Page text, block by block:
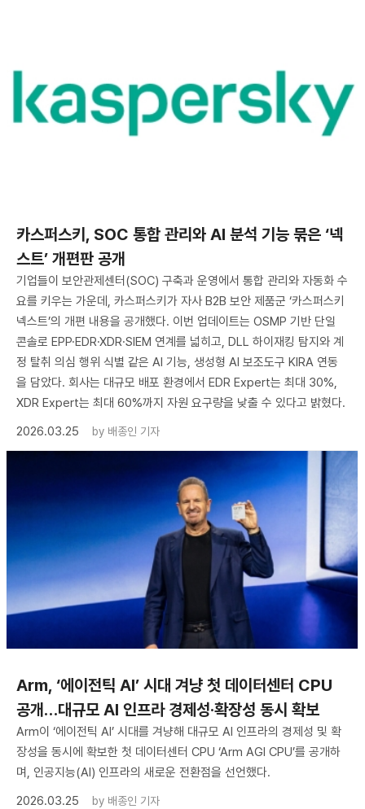
카스퍼스키, SOC 통합 관리와 AI 분석 기능 묶은 ‘넥
스트’ 개편판 공개
기업들이 보안관제센터(SOC) 구축과 운영에서 통합 관리와 자동화 수
요를 키우는 가운데, 카스퍼스키가 자사 B2B 보안 제품군 ‘카스퍼스키
넥스트’의 개편 내용을 공개했다. 이번 업데이트는 OSMP 기반 단일
콘솔로 EPP·EDR·XDR·SIEM 연계를 넓히고, DLL 하이재킹 탐지와 계
정 탈취 의심 행위 식별 같은 AI 기능, 생성형 AI 보조도구 KIRA 연동
을 담았다. 회사는 대규모 배포 환경에서 EDR Expert는 최대 30%,
XDR Expert는 최대 60%까지 자원 요구량을 낮출 수 있다고 밝혔다.
2026.03.25
by 배종인 기자
Arm, ‘에이전틱 AI’ 시대 겨냥 첫 데이터센터 CPU
공개…대규모 AI 인프라 경제성·확장성 동시 확보
Arm이 ‘에이전틱 AI’ 시대를 겨냥해 대규모 AI 인프라의 경제성 및 확
장성을 동시에 확보한 첫 데이터센터 CPU ‘Arm AGI CPU’를 공개하
며, 인공지능(AI) 인프라의 새로운 전환점을 선언했다.
2026.03.25
by 배종인 기자